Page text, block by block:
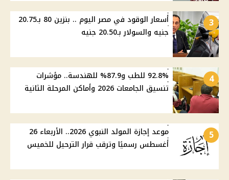
3
أسعار الوقود في مصر اليوم .. بنزين 80 بـ20.75
جنيه والسولار بـ20.50 جنيه
4
92.8% للطب و87.9% للهندسة.. مؤشرات
تنسيق الجامعات 2026 وأماكن المرحلة الثانية
5
موعد إجازة المولد النبوي 2026.. الأربعاء 26
أغسطس رسميًا وترقب قرار الترحيل للخميس